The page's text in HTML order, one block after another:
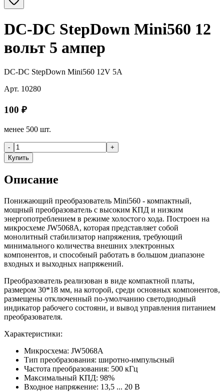
DC-DC StepDown Mini560 12
вольт 5 ампер
DC-DC StepDown Mini560 12V 5A
Арт. 10280
100 ₽
менее 500 шт.
-
+
Купить
Описание
Понижающий преобразователь Mini560 - компактный,
мощный преобразователь с высоким КПД и низким
энергопотреблением в режиме холостого хода. Построен на
микросхеме JW5068A, которая представляет собой
монолитный стабилизатор напряжения, требующий
минимального количества внешних электронных
компонентов, и способный работать в большом диапазоне
входных и выходных напряжений.
Преобразователь реализован в виде компактной платы,
размером 30*18 мм, на которой, среди основных компонентов,
размещены отключенный по-умолчанию светодиодный
индикатор рабочего состояни, и вывод управления питанием
преобразователя.
Характеристики:
Микросхема: JW5068A
Тип преобразования: широтно-импульсный
Частота преобразования: 500 кГц
Максимальный КПД: 98%
Входное напряжение: 13,5 ... 20 В